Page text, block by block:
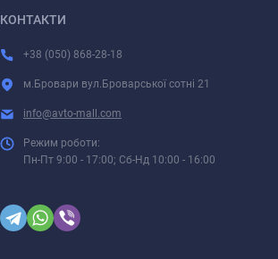
КОНТАКТИ
+38 (050) 868-28-18
м.Бровари вул.Броварської сотні 21
info@avto-mall.com
Режим роботи:
Пн-Пт 9:00 - 17:00; Сб-Нд 10:00 - 16:00